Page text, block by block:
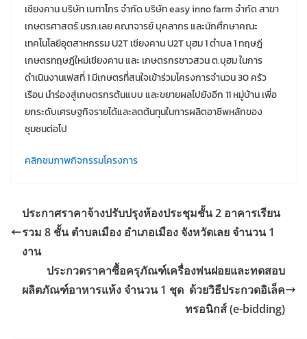
เชียงคาน บริษัท เบทาโกร จำกัด บริษัท easy inno farm จำกัด สาขา
เกษตรศาสตร์ มรภ.เลย คณาจารย์ บุคลากร และนักศึกษาคณะ
เทคโนโลยีอุตสาหกรรม U2T เชียงคาน U2T บุฮม 1 ตำบล 1 ทฤษฎี
เกษตรทฤษฎีใหม่เชียงคาน และ เกษตรกรชาวสวน ต.บุฮม ในการ
ดำเนินงานเฟสที่ 1 มีเกษตรที่สนใจเข้าร่วมโครงการจำนวน 30 ครัว
เรือน นำร่องสู่เกษตรกรต้นแบบ และขยายผลไปยังอีก 11 หมู่บ้าน เพื่อ
ยกระดับเศรษฐกิจรายได้และลดต้นทุนในการผลิตอาชีพหลักของ
ชุมชนต่อไป
คลิกชมภาพกิจกรรมโครงการ
ประกาศราคาจ้างปรับปรุงห้องประชุมชั้น 2 อาคารเรียน
รวม 8 ชั้น ตำบลเมือง อำเภอเมือง จังหวัดเลย จำนวน 1
งาน
ประกวดราคาซื้อครุภัณฑ์เครื่องพ่นฝอยและทดสอบ
ผลิตภัณฑ์อาหารแห้ง จำนวน 1 ชุด ด้วยวิธีประกวดอิเล็ค
ทรอนิกส์ (e-bidding)